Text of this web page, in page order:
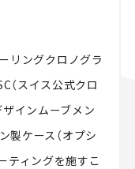
リングクロノグラ
（スイス公式クロ
インムーブメン
製ケース（オプシ
ティングを施すこ